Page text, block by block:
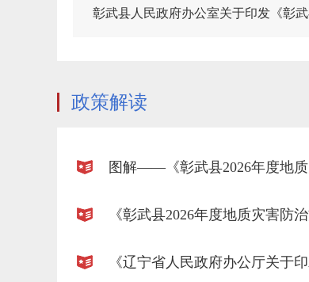
政策解读
图解——《彰武县2026年度地
《彰武县2026年度地质灾害防